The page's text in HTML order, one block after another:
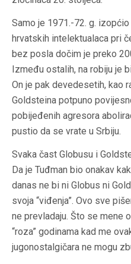
Samo je 1971.-72. g.
hrvatskih intelektualaca pri
bez posla dočim je preko
Između ostalih, na robiju je
On je pak devedesetih, kao
Goldsteina potpuno
pobijeđenih agresora
pustio da se vrate u Srbiju.
Svaka čast Globusu i
Da je Tuđman bio onakav
danas ne bi ni Globus ni
svoja “viđenja”. Ovo sve
ne prevladaju. Što se mene
“roza” godinama kad me
jugonostalgičara ne mogu